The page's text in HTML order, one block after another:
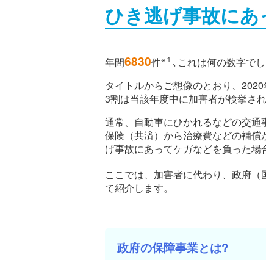
ひき逃げ事故に
年間6830件※１ ､これは何の数字で
タイトルからご想像のとおり、
3割は当該年度中に加害者が検挙さ
通常、自動車にひかれるなどの交
保険（共済）から治療費などの補
げ事故にあってケガなどを負った
ここでは、加害者に代わり、政府
て紹介します。
政府の保障事業とは?